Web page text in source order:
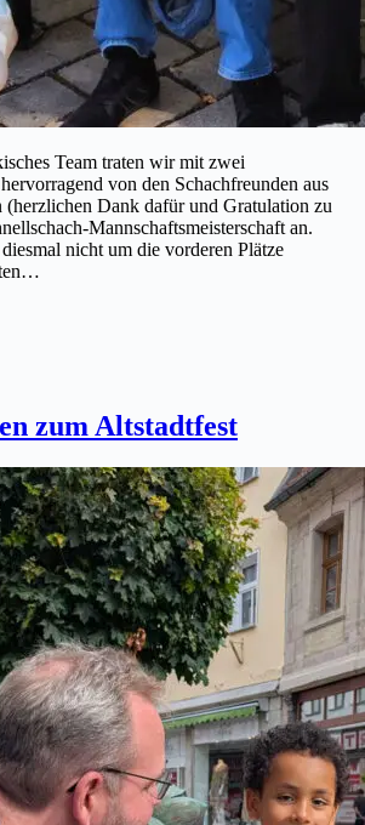
Team traten wir mit zwei
von den Schachfreunden aus
(herzlichen Dank dafür und Gratulation zu
Mannschaftsmeisterschaft an.
nicht um die vorderen Plätze
zum Altstadtfest